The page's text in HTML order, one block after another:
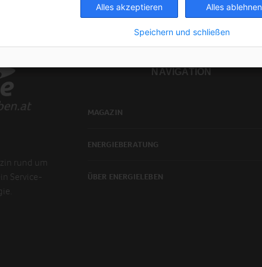
rund um
Service-
NAVIGATION
MAGAZIN
ENERGIEBERATUNG
ÜBER ENERGIELEBEN
Alles akzeptieren Alles ablehnen
Speichern und schließen